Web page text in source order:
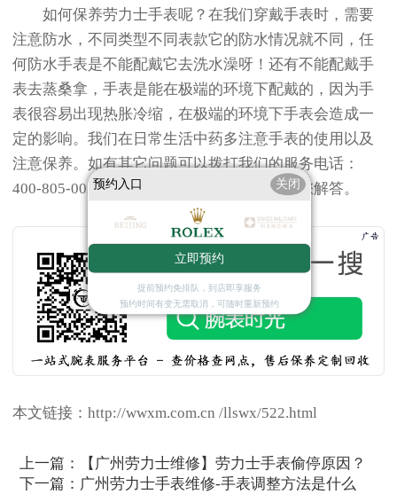
如何保养劳力士手表呢？在我们穿戴手表时，需要
注意防水，不同类型不同表款它的防水情况就不同，任
何防水手表是不能配戴它去洗水澡呀！还有不能配戴手
表去蒸桑拿，手表是能在极端的环境下配戴的，因为手
表很容易出现热胀冷缩，在极端的环境下手表会造成一
定的影响。我们在日常生活中药多注意手表的使用以及
注意保养。如有其它问题可以拨打我们的服务电话：
400-805-0023，广州劳力士维修 中心客服为您解答。
本文链接：http://wwxm.com.cn /llswx/522.html
上一篇：
【广州劳力士维修】劳力士手表偷停原因？
下一篇： 广州劳力士手表维修-手表调整方法是什么
预约入口 关闭
立即预约
提前预约免排队，到店即享服务
预约时间有变无需取消，可随时重新预约